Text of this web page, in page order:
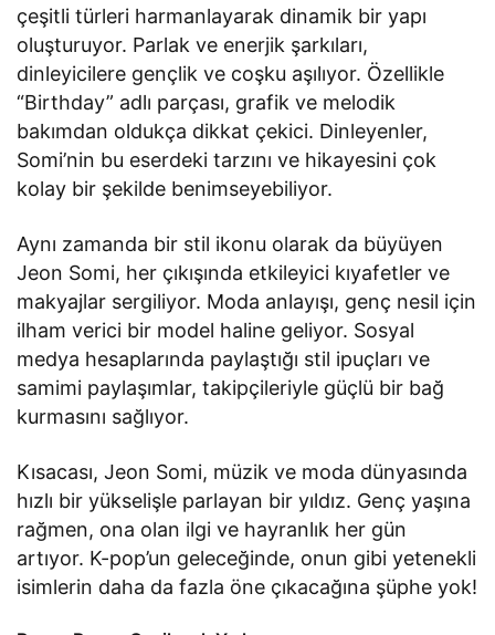
çeşitli türleri harmanlayarak dinamik bir yapı
oluşturuyor. Parlak ve enerjik şarkıları,
dinleyicilere gençlik ve coşku aşılıyor. Özellikle
“Birthday” adlı parçası, grafik ve melodik
bakımdan oldukça dikkat çekici. Dinleyenler,
Somi’nin bu eserdeki tarzını ve hikayesini çok
kolay bir şekilde benimseyebiliyor.
Aynı zamanda bir stil ikonu olarak da büyüyen
Jeon Somi, her çıkışında etkileyici kıyafetler ve
makyajlar sergiliyor. Moda anlayışı, genç nesil için
ilham verici bir model haline geliyor. Sosyal
medya hesaplarında paylaştığı stil ipuçları ve
samimi paylaşımlar, takipçileriyle güçlü bir bağ
kurmasını sağlıyor.
Kısacası, Jeon Somi, müzik ve moda dünyasında
hızlı bir yükselişle parlayan bir yıldız. Genç yaşına
rağmen, ona olan ilgi ve hayranlık her gün
artıyor. K-pop’un geleceğinde, onun gibi yetenekli
isimlerin daha da fazla öne çıkacağına şüphe yok!